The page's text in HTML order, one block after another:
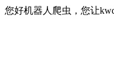
您好机器人爬虫，您让